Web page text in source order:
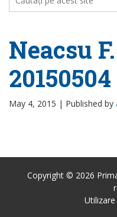
Neacsu
20150504
May 4, 2015 | Published by
Copyright © 2026